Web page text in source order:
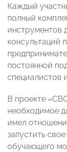
Каждый
полный
инструментов
консультаций
постоянной
специалистов
В проекте
необходимое
имел
запустить
обучающего